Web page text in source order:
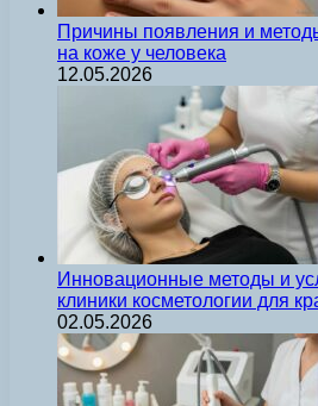
Причины появления и
на коже у человека
12.05.2026
Инновационные методы и
клиники косметологии для
02.05.2026